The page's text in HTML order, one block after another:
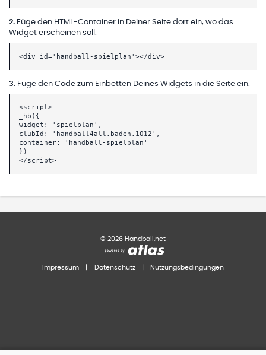
2. Füge den HTML-Container in Deiner Seite dort ein, wo das
Widget erscheinen soll.
<div id='handball-spielplan'></div>
3. Füge den Code zum Einbetten Deines Widgets in die Seite ein.
<script>
_hb({
widget: 'spielplan',
clubId: 'handball4all.baden.1012',
container: 'handball-spielplan'
})
</script>
© 2026 Handball.net
Impressum Datenschutz Nutzungsbedingungen